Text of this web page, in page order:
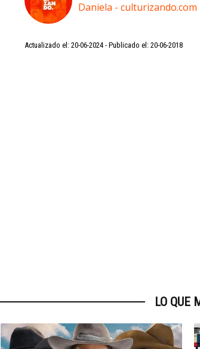
Daniela - culturizando.com
Actualizado el: 20-06-2024 Publicado el: 20-06-2018
LO QUE